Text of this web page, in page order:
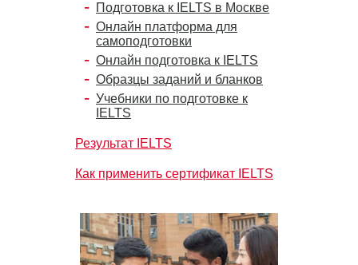
Подготовка к IELTS в Москве
Онлайн платформа для
самоподготовки
Онлайн подготовка к IELTS
Образцы заданий и бланков
Учебники по подготовке к
IELTS
Результат IELTS
Как применить сертификат IELTS